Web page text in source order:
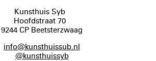
Kunsthuis Syb
Hoofdstraat 70
9244 CP Beetsterzwaag
info@kunsthuissub.nl
@kunsthuissyb